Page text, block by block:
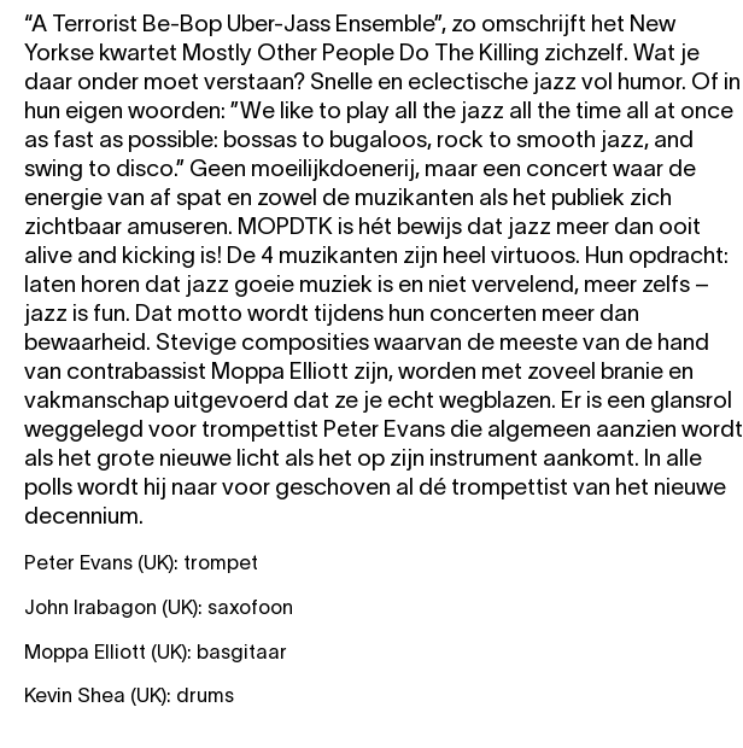
“A Terrorist Be-Bop Uber-Jass Ensemble”, zo omschrijft het New
Yorkse kwartet Mostly Other People Do The Killing zichzelf. Wat je
daar onder moet verstaan? Snelle en eclectische jazz vol humor. Of in
hun eigen woorden: ”We like to play all the jazz all the time all at once
as fast as possible: bossas to bugaloos, rock to smooth jazz, and
swing to disco.” Geen moeilijkdoenerij, maar een concert waar de
energie van af spat en zowel de muzikanten als het publiek zich
zichtbaar amuseren. MOPDTK is hét bewijs dat jazz meer dan ooit
alive and kicking is! De 4 muzikanten zijn heel virtuoos. Hun opdracht:
laten horen dat jazz goeie muziek is en niet vervelend, meer zelfs –
jazz is fun. Dat motto wordt tijdens hun concerten meer dan
bewaarheid. Stevige composities waarvan de meeste van de hand
van contrabassist Moppa Elliott zijn, worden met zoveel branie en
vakmanschap uitgevoerd dat ze je echt wegblazen. Er is een glansrol
weggelegd voor trompettist Peter Evans die algemeen aanzien wordt
als het grote nieuwe licht als het op zijn instrument aankomt. In alle
polls wordt hij naar voor geschoven al dé trompettist van het nieuwe
decennium.
Peter Evans (UK): trompet
John Irabagon (UK): saxofoon
Moppa Elliott (UK): basgitaar
Kevin Shea (UK): drums